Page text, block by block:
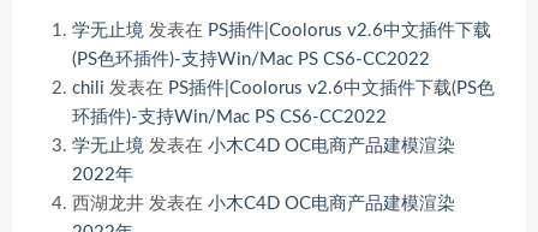
学无止境 发表在 PS插件|Coolorus v2.6中文插件下载
(PS色环插件)-支持Win/Mac PS CS6-CC2022
chili 发表在 PS插件|Coolorus v2.6中文插件下载(PS色
环插件)-支持Win/Mac PS CS6-CC2022
学无止境 发表在 小木C4D OC电商产品建模渲染
2022年
西湖龙井 发表在 小木C4D OC电商产品建模渲染